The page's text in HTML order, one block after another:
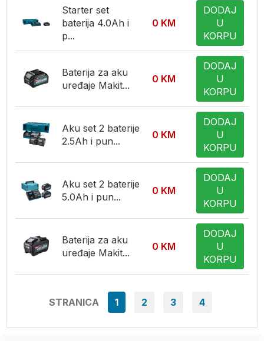
Starter set
baterija 4.0Ah i
p...
0 KM
DODAJ
U
KORPU
Baterija za aku
uređaje Makit...
0 KM
DODAJ
U
KORPU
Aku set 2 baterije
2.5Ah i pun...
0 KM
DODAJ
U
KORPU
Aku set 2 baterije
5.0Ah i pun...
0 KM
DODAJ
U
KORPU
Baterija za aku
uređaje Makit...
0 KM
DODAJ
U
KORPU
STRANICA 1 2 3 4